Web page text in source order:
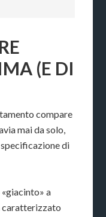
(E DI
compare
mai da solo,
di
a
caratterizzato